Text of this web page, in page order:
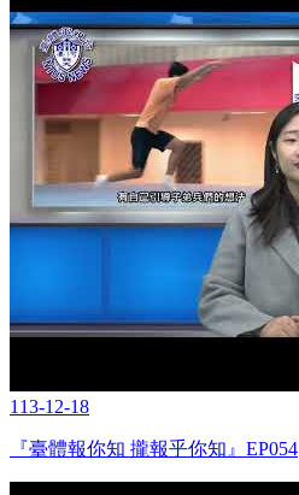
113-12-18
『臺體報你知 攏報乎你知』EP054